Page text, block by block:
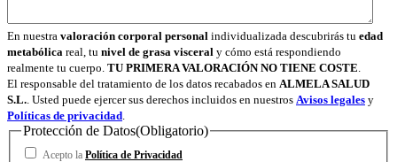
En nuestra valoración corporal personal individualizada descubrirás tu edad
metabólica real, tu nivel de grasa visceral y cómo está respondiendo
realmente tu cuerpo. TU PRIMERA VALORACIÓN NO TIENE COSTE.
El responsable del tratamiento de los datos recabados en ALMELA SALUD
S.L.. Usted puede ejercer sus derechos incluidos en nuestros Avisos legales y
Políticas de privacidad.
Protección de Datos(Obligatorio)
Acepto la Política de Privacidad